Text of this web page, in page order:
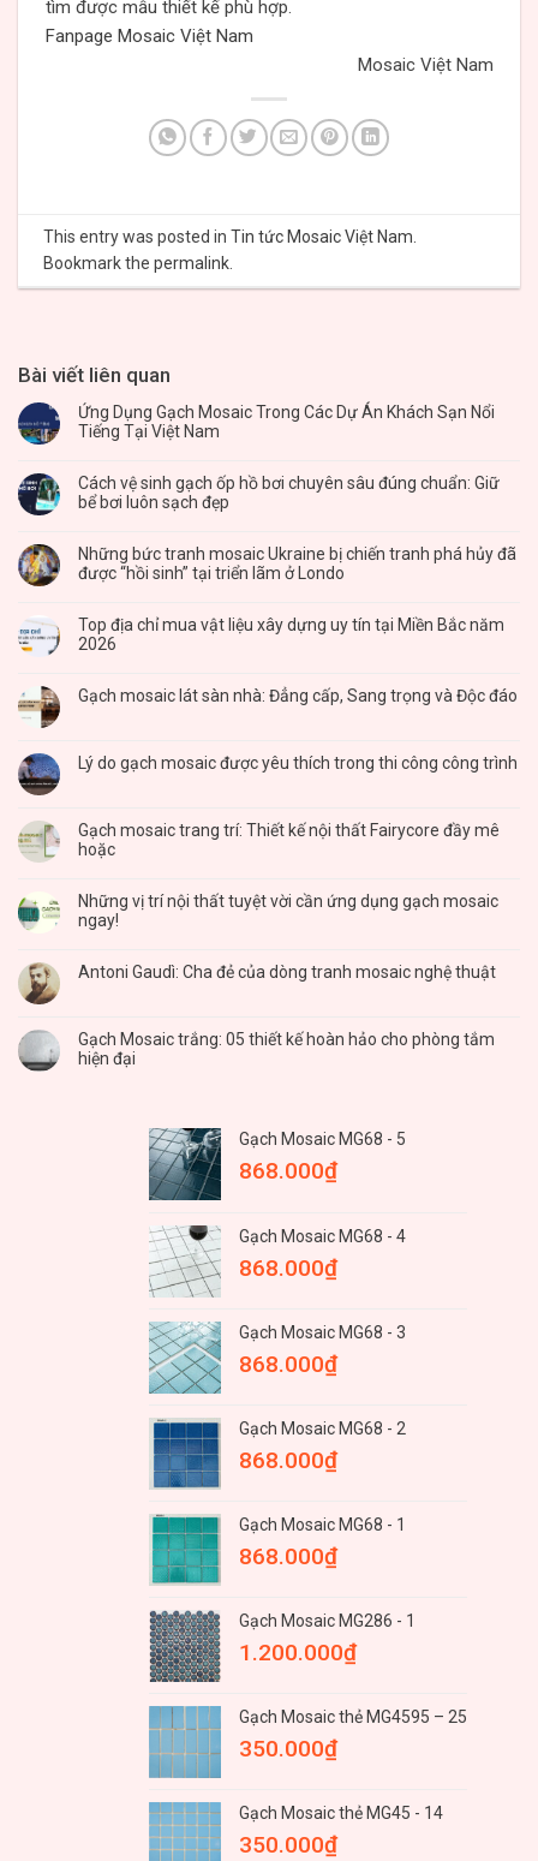
tìm được mẫu thiết kế phù hợp.
Fanpage Mosaic Việt Nam
Mosaic Việt Nam
This entry was posted in Tin tức Mosaic Việt Nam
Bookmark the permalink
Bài viết liên quan
Ứng Dụng Gạch Mosaic Trong Các Dự Án Khách Sạn Nổi
Tiếng Tại Việt Nam
Cách vệ sinh gạch ốp hồ bơi chuyên sâu đúng chuẩn: Giữ
bể bơi luôn sạch đẹp
Những bức tranh mosaic Ukraine bị chiến tranh phá hủy đã
được “hồi sinh” tại triển lãm ở Londo
Top địa chỉ mua vật liệu xây dựng uy tín tại Miền Bắc năm
2026
Gạch mosaic lát sàn nhà: Đẳng cấp, Sang trọng và Độc đáo
Lý do gạch mosaic được yêu thích trong thi công công trình
Gạch mosaic trang trí: Thiết kế nội thất Fairycore đầy mê
hoặc
Những vị trí nội thất tuyệt vời cần ứng dụng gạch mosaic
ngay!
Antoni Gaudì: Cha đẻ của dòng tranh mosaic nghệ thuật
Gạch Mosaic trắng: 05 thiết kế hoàn hảo cho phòng tắm
hiện đại
Gạch Mosaic MG68 - 5
868.000₫
Gạch Mosaic MG68 - 4
868.000₫
Gạch Mosaic MG68 - 3
868.000₫
Gạch Mosaic MG68 - 2
868.000₫
Gạch Mosaic MG68 - 1
868.000₫
Gạch Mosaic MG286 - 1
1.200.000₫
Gạch Mosaic thẻ MG4595 – 25
350.000₫
Gạch Mosaic thẻ MG45 - 14
350.000₫